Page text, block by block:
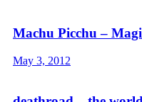
Machu Picchu –
May 3, 2012